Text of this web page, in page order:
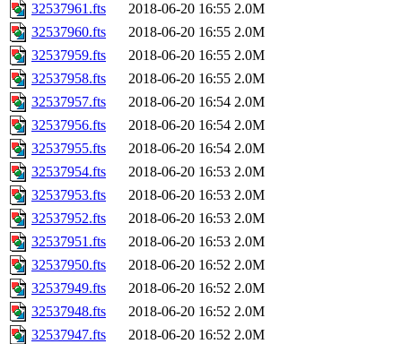
32537961.fts
2018-06-20 16:55 2.0M
32537960.fts
2018-06-20 16:55 2.0M
32537959.fts
2018-06-20 16:55 2.0M
32537958.fts
2018-06-20 16:55 2.0M
32537957.fts
2018-06-20 16:54 2.0M
32537956.fts
2018-06-20 16:54 2.0M
32537955.fts
2018-06-20 16:54 2.0M
32537954.fts
2018-06-20 16:53 2.0M
32537953.fts
2018-06-20 16:53 2.0M
32537952.fts
2018-06-20 16:53 2.0M
32537951.fts
2018-06-20 16:53 2.0M
32537950.fts
2018-06-20 16:52 2.0M
32537949.fts
2018-06-20 16:52 2.0M
32537948.fts
2018-06-20 16:52 2.0M
32537947.fts
2018-06-20 16:52 2.0M